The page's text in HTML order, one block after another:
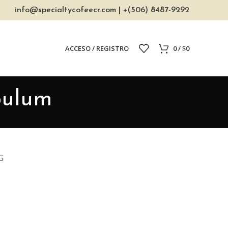
info@specialtycofeecr.com | +(506) 8487-9292
ACCESO / REGISTRO 0/$0